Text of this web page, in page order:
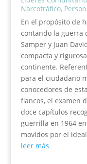
Narcotráfico,
En el propósito de
contando la guerra
Samper y Juan
compacta y
continente.
para el ciudadano
conocedores de
flancos, el examen
doce capítulos
guerrilla en 1964
movidos por el
leer más